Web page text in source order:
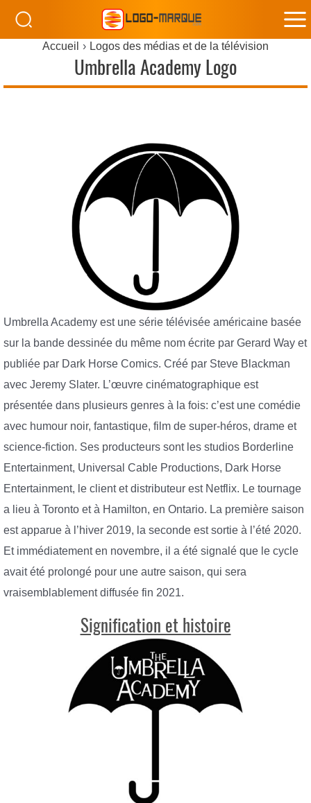
Accueil Logos des médias et de la télévision
Umbrella Academy Logo
Umbrella Academy est une série télévisée américaine basée
sur la bande dessinée du même nom écrite par Gerard Way et
publiée par Dark Horse Comics. Créé par Steve Blackman
avec Jeremy Slater. L’œuvre cinématographique est
présentée dans plusieurs genres à la fois: c’est une comédie
avec humour noir, fantastique, film de super-héros, drame et
science-fiction. Ses producteurs sont les studios Borderline
Entertainment, Universal Cable Productions, Dark Horse
Entertainment, le client et distributeur est Netflix. Le tournage
a lieu à Toronto et à Hamilton, en Ontario. La première saison
est apparue à l’hiver 2019, la seconde est sortie à l’été 2020.
Et immédiatement en novembre, il a été signalé que le cycle
avait été prolongé pour une autre saison, qui sera
vraisemblablement diffusée fin 2021.
Signification et histoire